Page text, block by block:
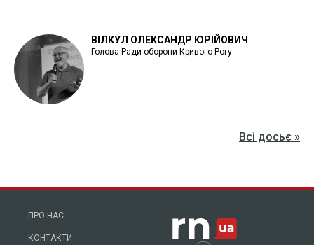
ВІЛКУЛ ОЛЕКСАНДР ЮРІЙОВИЧ
Голова Ради оборони Кривого Рогу
Всі досьє »
ПРО НАС
КОНТАКТИ